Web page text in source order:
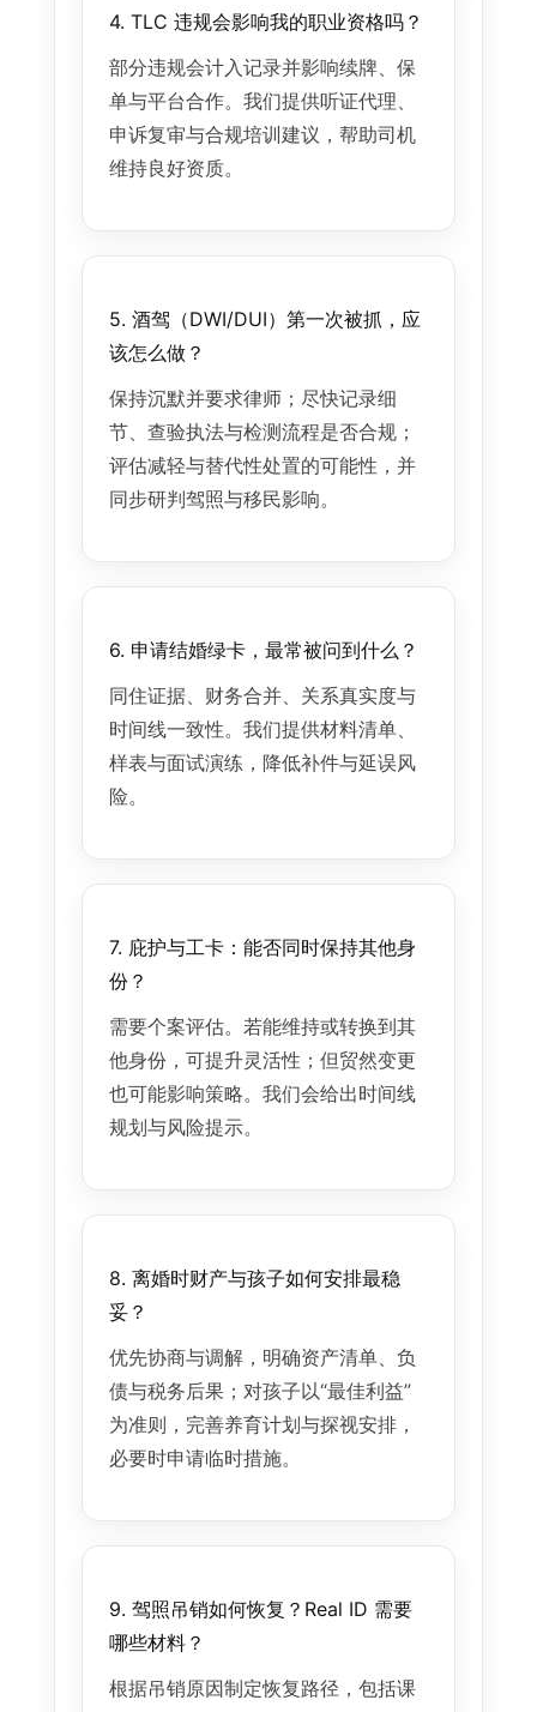
4. TLC 违规会影响我的职业资格吗？
部分违规会计入记录并影响续牌、保
单与平台合作。我们提供听证代理、
申诉复审与合规培训建议，帮助司机
维持良好资质。
5. 酒驾（DWI/DUI）第一次被抓，应
该怎么做？
保持沉默并要求律师；尽快记录细
节、查验执法与检测流程是否合规；
评估减轻与替代性处置的可能性，并
同步研判驾照与移民影响。
6. 申请结婚绿卡，最常被问到什么？
同住证据、财务合并、关系真实度与
时间线一致性。我们提供材料清单、
样表与面试演练，降低补件与延误风
险。
7. 庇护与工卡：能否同时保持其他身
份？
需要个案评估。若能维持或转换到其
他身份，可提升灵活性；但贸然变更
也可能影响策略。我们会给出时间线
规划与风险提示。
8. 离婚时财产与孩子如何安排最稳
妥？
优先协商与调解，明确资产清单、负
债与税务后果；对孩子以“最佳利益”
为准则，完善养育计划与探视安排，
必要时申请临时措施。
9. 驾照吊销如何恢复？Real ID 需要
哪些材料？
根据吊销原因制定恢复路径，包括课